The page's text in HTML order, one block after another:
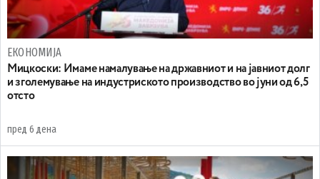
ЕКОНОМИЈА
Mицкоски: Имаме намалување на државниот и на јавниот долг
и зголемување на индустриското производство во јуни од 6,5
отсто
пред 6 дена